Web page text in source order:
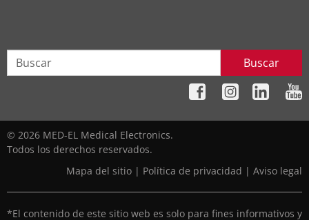
Buscar
© 2026 MED-EL Medical Electronics.
Todos los derechos reservados.
Mapa del sitio | Política de privacidad | Aviso legal
*El contenido de este sitio web es solo para fines informativos y